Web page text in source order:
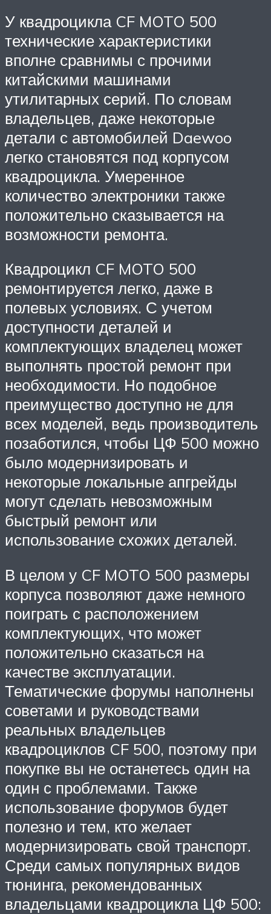
У квадроцикла CF MOTO 500
технические характеристики
вполне сравнимы с прочими
китайскими машинами
утилитарных серий. По словам
владельцев, даже некоторые
детали с автомобилей Daewoo
легко становятся под корпусом
квадроцикла. Умеренное
количество электроники также
положительно сказывается на
возможности ремонта.
Квадроцикл CF MOTO 500
ремонтируется легко, даже в
полевых условиях. С учетом
доступности деталей и
комплектующих владелец может
выполнять простой ремонт при
необходимости. Но подобное
преимущество доступно не для
всех моделей, ведь производитель
позаботился, чтобы ЦФ 500 можно
было модернизировать и
некоторые локальные апгрейды
могут сделать невозможным
быстрый ремонт или
использование схожих деталей.
В целом у CF MOTO 500 размеры
корпуса позволяют даже немного
поиграть с расположением
комплектующих, что может
положительно сказаться на
качестве эксплуатации.
Тематические форумы наполнены
советами и руководствами
реальных владельцев
квадроциклов CF 500, поэтому при
покупке вы не останетесь один на
один с проблемами. Также
использование форумов будет
полезно и тем, кто желает
модернизировать свой транспорт.
Среди самых популярных видов
тюнинга, рекомендованных
владельцами квадроцикла ЦФ 500: